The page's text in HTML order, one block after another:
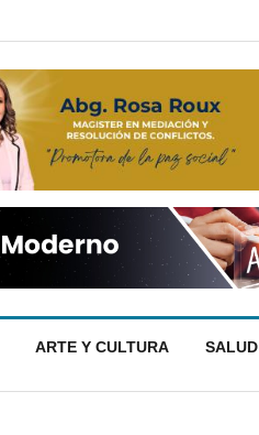
ARTE Y CULTURA SALUD